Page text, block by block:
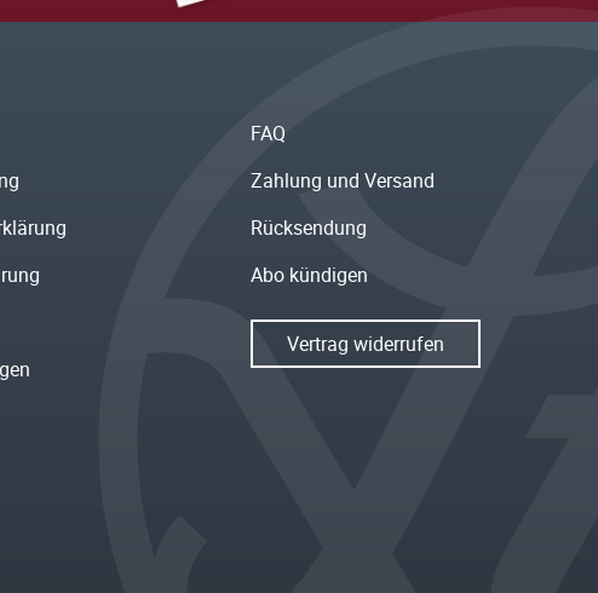
FAQ
Zahlung und Versand
Rücksendung
Abo kündigen
Vertrag widerrufen